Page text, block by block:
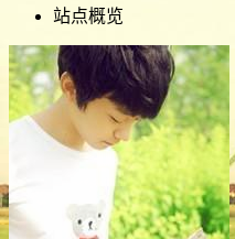
站点概览